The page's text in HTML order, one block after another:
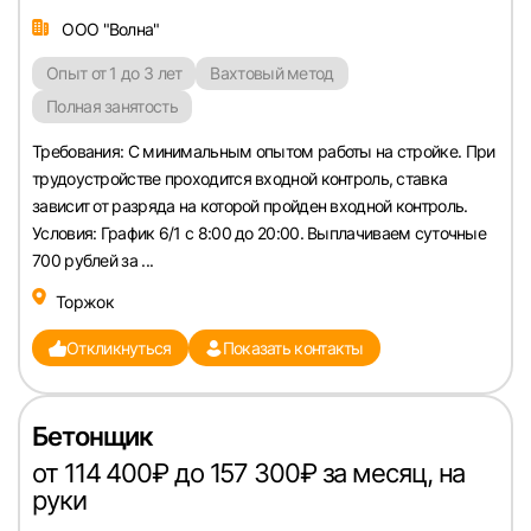
ООО "Волна"
Опыт от 1 до 3 лет
Вахтовый метод
Полная занятость
Требования: С минимальным опытом работы на стройке. При
трудоустройстве проходится входной контроль, ставка
зависит от разряда на которой пройден входной контроль.
Условия: График 6/1 с 8:00 до 20:00. Выплачиваем суточные
700 рублей за ...
Торжок
Откликнуться Показать контакты
Бетонщик
от 114 400₽ до 157 300₽ за месяц, на
руки